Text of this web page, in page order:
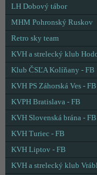
LH Dobový tábor
MHM Pohronský Ruskov
Retro sky team
KVH a strelecký klub
Klub ČSĽA Kolíňany - FB
KVH PS Záhorská Ves - FB
KVPH Bratislava - FB
KVH Slovenská brána - FB
KVH Turiec - FB
KVH Liptov - FB
KVH a strelecký klub